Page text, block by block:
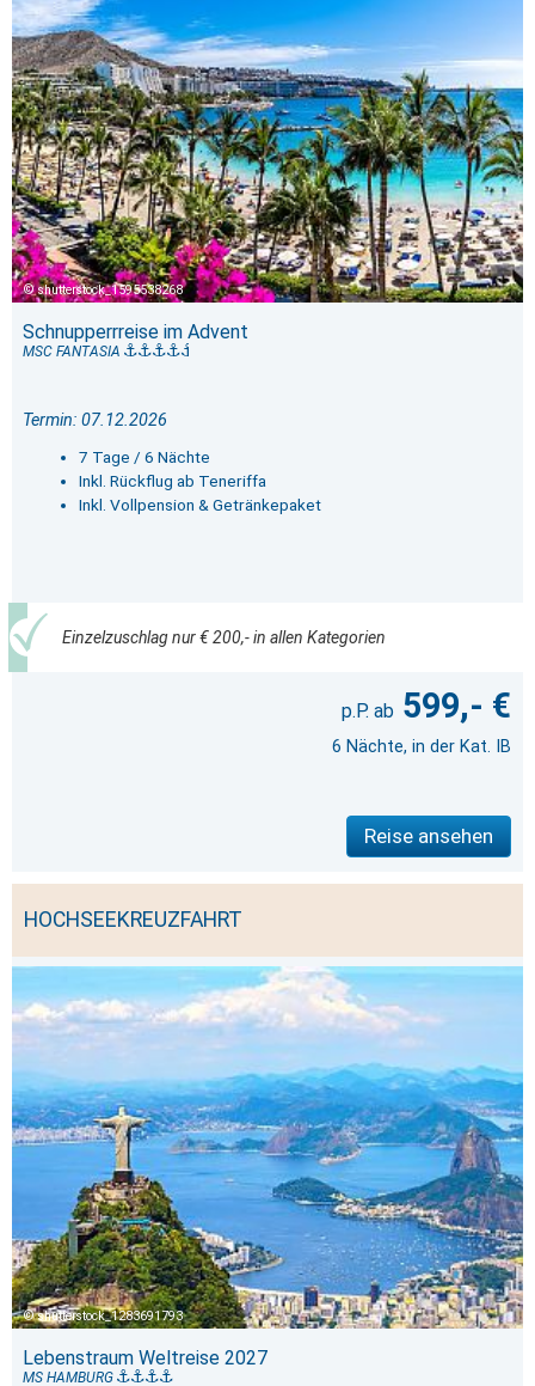
shutterstock_1595538268
Schnupperrreise im Advent
MSC FANTASIA
Termin: 07.12.2026
7 Tage / 6 Nächte
Inkl. Rückflug ab Teneriffa
Inkl. Vollpension & Getränkepaket
Einzelzuschlag nur € 200,- in allen Kategorien
599,- €
6 Nächte, in der Kat. IB
Reise ansehen
HOCHSEEKREUZFAHRT
shutterstock_1283691793
Lebenstraum Weltreise 2027
MS HAMBURG